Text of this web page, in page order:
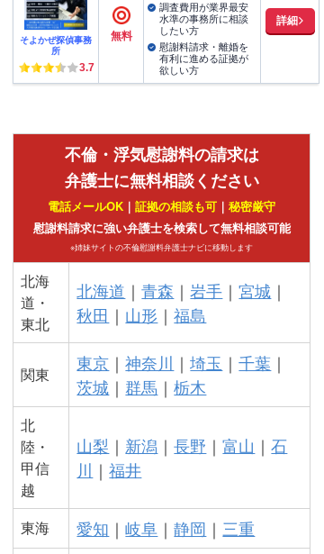
そよかぜ探偵事務
所
3.7
無料
調査費用が業界最安
水準の事務所に相談
したい方
慰謝料請求・離婚を
有利に進める証拠が
欲しい方
詳細
不倫・浮気慰謝料の請求は
弁護士に無料相談ください
電話メールOK ｜証拠の相談も可 ｜秘密厳守
慰謝料請求に強い弁護士を検索して無料相談可能
※姉妹サイトの不倫慰謝料弁護士ナビに移動します
北海
道・
東北
北海道 ｜青森 ｜岩手 ｜宮城 ｜
秋田 ｜ 山形 ｜福島
関東
東京 ｜神奈川 ｜埼玉 ｜千葉 ｜
茨城 ｜ 群馬 ｜栃木
北
陸・
甲信
越
山梨 ｜ 新潟 ｜長野 ｜富山 ｜石
川 ｜福井
東海 愛知 ｜岐阜 ｜静岡 ｜ 三重